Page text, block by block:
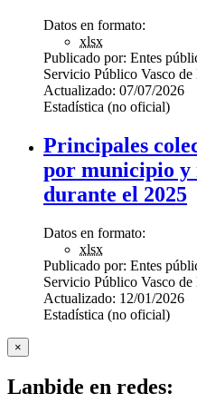
Datos en formato:
xlsx
Publicado por: Entes
Servicio Público Vasco de
Actualizado: 07/07/2026
Estadística (no oficial)
Principales
por municipio y
durante el 2025
Datos en formato:
xlsx
Publicado por: Entes
Servicio Público Vasco de
Actualizado: 12/01/2026
Estadística (no oficial)
×
Lanbide en redes: